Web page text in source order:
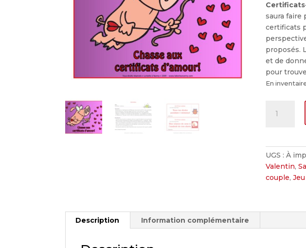
saura faire
certificats
proposés.
et de
pour
En
certificats
d'amour!
UGS :À
Valentin,
couple,
Description Information complémentaire